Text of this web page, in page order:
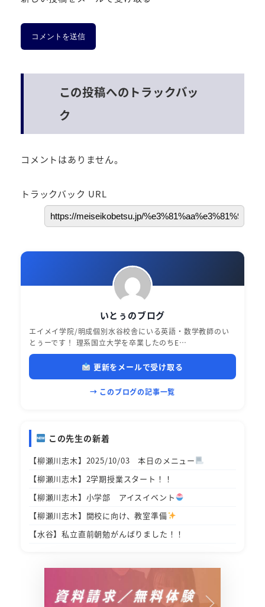
この投稿へのトラックバッ
ク
コメントはありません。
トラックバック URL
いとぅのブログ
エイメイ学院/明成個別水谷校舎にいる英語・数学教師のい
とぅーです！ 理系国立大学を卒業したのちE…
更新をメールで受け取る
→ このブログの記事一覧
この先生の新着
【柳瀬川志木】2025/10/03 本日のメニュー
【柳瀬川志木】2学期授業スタート！！
【柳瀬川志木】小学部 アイスイベント
【柳瀬川志木】開校に向け、教室準備
【水谷】私立直前朝勉がんばりました！！